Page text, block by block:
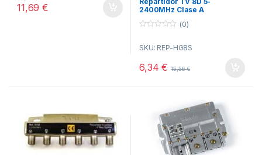
o
f11,69€
2400MHz Clase A
u
f
(0)
SKU: REP-HG8S
6,34€ 15,56€